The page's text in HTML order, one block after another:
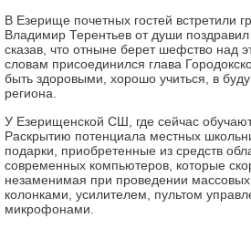
В Езерище почетных гостей встретили
Владимир Терентьев от души
сказав, что отныне берет шефство над
словам присоединился глава
быть здоровыми, хорошо учиться, в
региона.
У Езерищенской СШ, где сейчас
Раскрытию потенциала местных
подарки, приобретенные из средств
современных компьютеров, которые
незаменимая при проведении
колонками, усилителем, пультом
микрофонами.